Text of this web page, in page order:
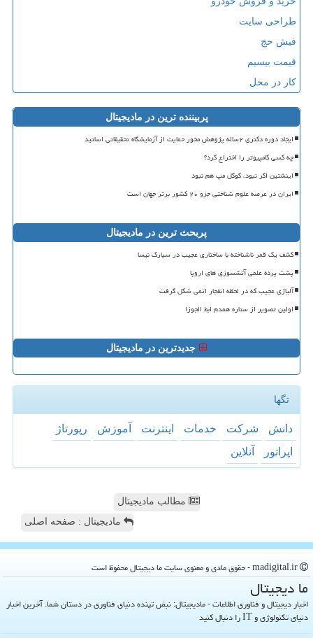
طراحی سایت
فیش حج
قیمت بیسیم
کار در محل
پربیننده ترین در مادیجیتال
ایجاد دوره دکتری ۲ساله پژوهش محور حمایت از آزمایشگاه تحقیقاتی اساتید
چه کسی کامپیوتر را اختراع کرد؟
اینشتین اگر نبود، گوگل مپ هم نبود
ایران در عرصه علوم شناختی جزو ۲۰ کشور برتر جهان است
پربحث ترین در مادیجیتال
کشف یک قمر ناشناخته با ساختاری عجیب در سیارک نیسا
پشت پرده علمی آتشسوزی های اروپا
آلیاژی عجیب که در لحظه انفجار اتمی شکل گرفت
اولین تصویر از ستاره همدم ابط الجوزا
جدیدترین در مادیجیتال
تگها
دانش شركت خدمات اینترنت آموزش
رپورتاژ
اپراتور
آنلاین
مطالب مادیجیتال
مادیجیتال : صفحه اصلی
ما دیجیتال
اخبار دیجیتال و فناوری اطلاعات - مادیجیتال: نبض تپنده دنیای فناوری در دستان شما. آخرین اخبار
دنیای تکنولوژی و IT را دنبال کنید